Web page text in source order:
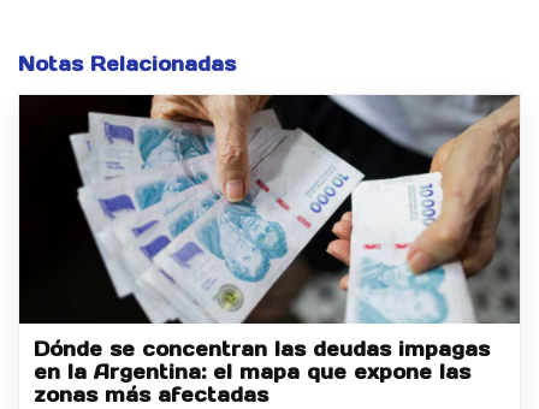
Notas Relacionadas
Dónde se concentran las deudas impagas
en la Argentina: el mapa que expone las
zonas más afectadas